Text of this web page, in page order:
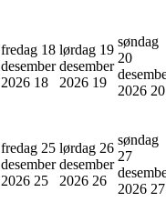
fredag 18
desember
2026 18
lørdag 19
desember
2026 19
søndag
20
2026 20
fredag 25
desember
2026 25
lørdag 26
desember
2026 26
søndag
27
2026 27